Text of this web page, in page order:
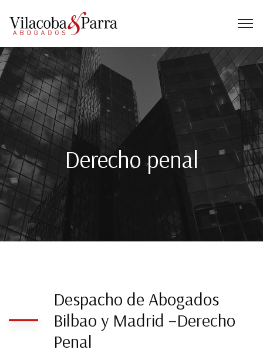
Derecho penal
Despacho de Abogados
Bilbao y Madrid –Derecho
Penal